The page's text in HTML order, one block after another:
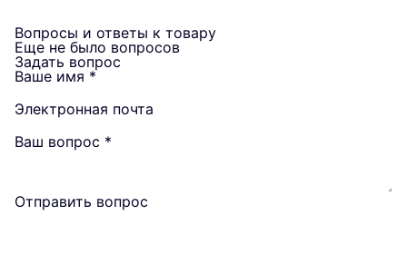
Вопросы и ответы к товару
Еще не было вопросов
Задать вопрос
Ваше имя *
Электронная почта
Ваш вопрос *
Отправить вопрос